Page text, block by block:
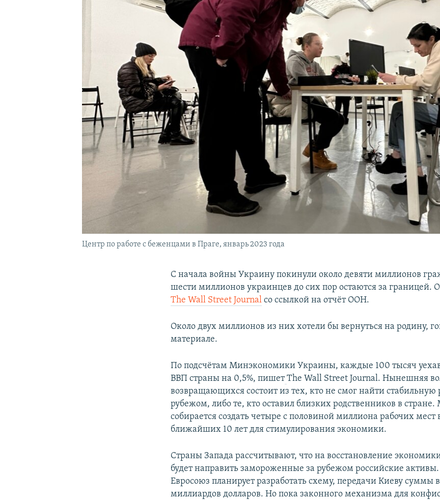
Центр по работе с беженцами в Праге, январь 2023 года
С начала войны Украину покинули около девяти миллионов
шести миллионов украинцев до сих пор остаются за границей.
The Wall Street Journal со ссылкой на отчёт ООН.
Около двух миллионов из них хотели бы вернуться на родину,
материале.
По подсчётам Минэкономики Украины, каждые 100 тысяч
ВВП страны на 0,5%, пишет The Wall Street Journal. Нынешняя
возвращающихся состоит из тех, кто не смог найти стабильную
рубежом, либо те, кто оставил близких родственников в
собирается создать четыре с половиной миллиона рабочих мест
ближайших 10 лет для стимулирования экономики.
Страны Запада рассчитывают, что на восстановление
будет направить замороженные за рубежом российские активы.
Евросоюз планирует разработать схему, передачи Киеву суммы
миллиардов долларов. Но пока законного механизма для